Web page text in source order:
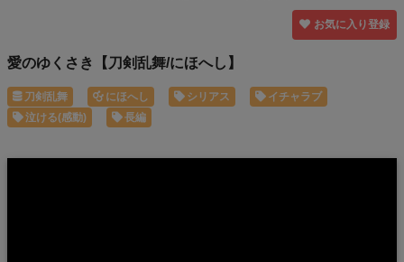
お気に入り登録
愛のゆくさき【刀剣乱舞/にほへし】
刀剣乱舞 にほへし シリアス
イチャラブ
泣ける(感動)
長編